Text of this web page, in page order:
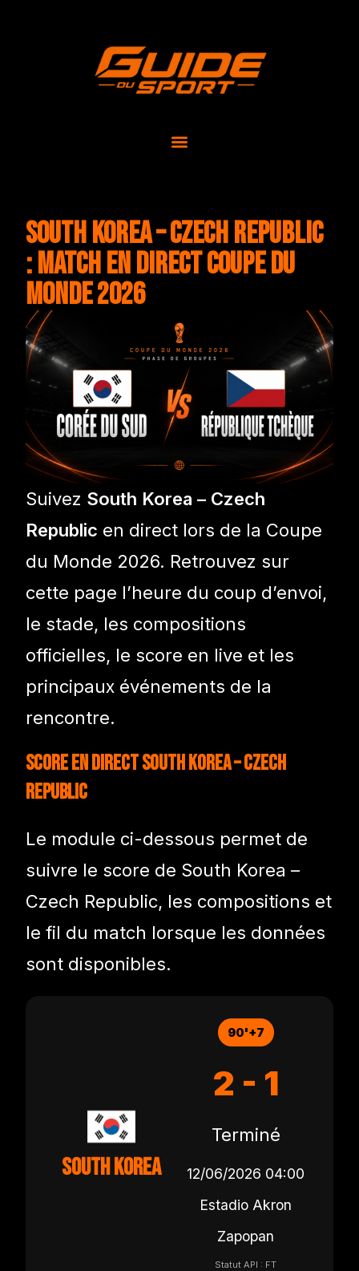
South Korea – Czech Republic
: match en direct Coupe du
Monde 2026
Suivez South Korea – Czech
Republic en direct lors de la Coupe
du Monde 2026. Retrouvez sur
cette page l’heure du coup d’envoi,
le stade, les compositions
officielles, le score en live et les
principaux événements de la
rencontre.
Score en direct South Korea – Czech
Republic
Le module ci-dessous permet de
suivre le score de South Korea –
Czech Republic, les compositions et
le fil du match lorsque les données
sont disponibles.
South Korea
90'+7
2 - 1
Terminé
12/06/2026 04:00
Estadio Akron
Zapopan
Statut API : FT